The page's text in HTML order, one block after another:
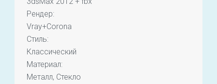
Рендер:
Vray+Corona
Стиль:
Классический
Материал:
Металл, Стекло